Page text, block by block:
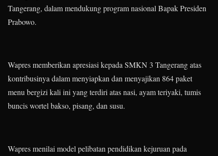
Tangerang, dalam mendukung program nasional Bapak Presiden
Prabowo.
Wapres memberikan apresiasi kepada SMKN 3 Tangerang atas
kontribusinya dalam menyiapkan dan menyajikan 864 paket
menu bergizi kali ini yang terdiri atas nasi, ayam teriyaki, tumis
buncis wortel bakso, pisang, dan susu.
Wapres menilai model pelibatan pendidikan kejuruan pada